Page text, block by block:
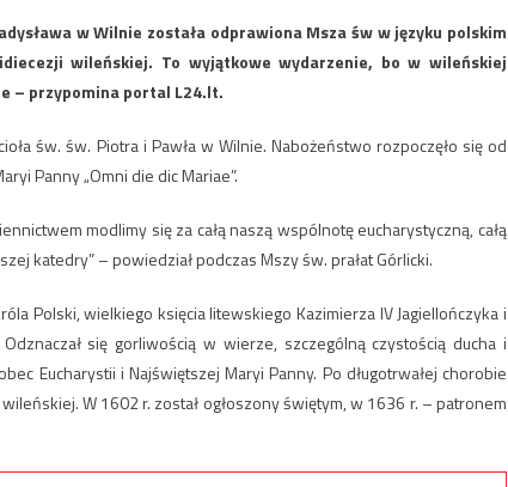
w Wilnie została odprawiona Msza św w języku polskim
wileńskiej. To wyjątkowe wydarzenie, bo w wileńskiej
– przypomina portal L24.lt.
św. św. Piotra i Pawła w Wilnie. Nabożeństwo rozpoczęło się od
Panny „Omni die dic Mariae”.
modlimy się za całą naszą wspólnotę eucharystyczną, całą
katedry” – powiedział podczas Mszy św. prałat Górlicki.
Polski, wielkiego księcia litewskiego Kazimierza IV Jagiellończyka i
się gorliwością w wierze, szczególną czystością ducha i
Eucharystii i Najświętszej Maryi Panny. Po długotrwałej chorobie
W 1602 r. został ogłoszony świętym, w 1636 r. – patronem